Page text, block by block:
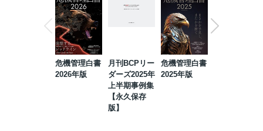
危機管理白書
2026年版
月刊BCPリー
ダーズ2025年
上半期事例集
【永久保存
版】
危機管理白書
2025年版